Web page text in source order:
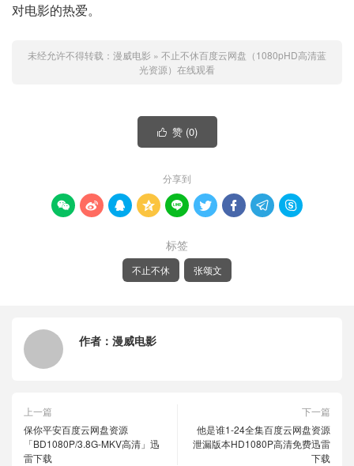
对电影的热爱。
未经允许不得转载： 漫威电影 » 不止不休百度云网盘（1080pHD高清蓝
光资源）在线观看
 赞 (0)
分享到
        
标签
不止不休 张颂文
作者： 漫威电影
上一篇
保你平安百度云网盘资源
「BD1080P/3.8G-MKV高清」迅
雷下载
下一篇
他是谁1-24全集百度云网盘资源
泄漏版本HD1080P高清免费迅雷
下载